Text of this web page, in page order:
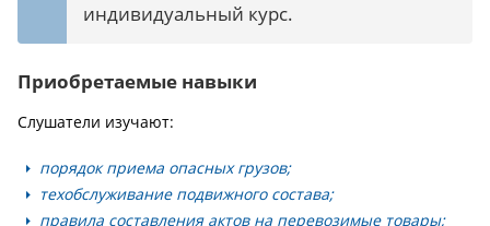
индивидуальный курс.
Приобретаемые навыки
Слушатели изучают:
порядок приема опасных грузов;
техобслуживание подвижного состава;
правила составления актов на перевозимые товары;